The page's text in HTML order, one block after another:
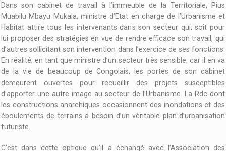
Dans son cabinet de travail à l’immeuble de la Territoriale, Pius
Muabilu Mbayu Mukala, ministre d’Etat en charge de l’Urbanisme et
Habitat attire tous les intervenants dans son secteur qui, soit pour
lui proposer des stratégies en vue de rendre efficace son travail, qui
d’autres sollicitant son intervention dans l’exercice de ses fonctions.
En réalité, en tant que ministre d’un secteur très sensible, car il en va
de la vie de beaucoup de Congolais, les portes de son cabinet
demeurent ouvertes pour recueillir des projets susceptibles
d’apporter une autre image au secteur de l’Urbanisme. La Rdc dont
les constructions anarchiques occasionnent des inondations et des
éboulements de terrains a besoin d’un véritable plan d’urbanisation
futuriste.
C’est dans cette optique qu’il a échangé avec l’Association des